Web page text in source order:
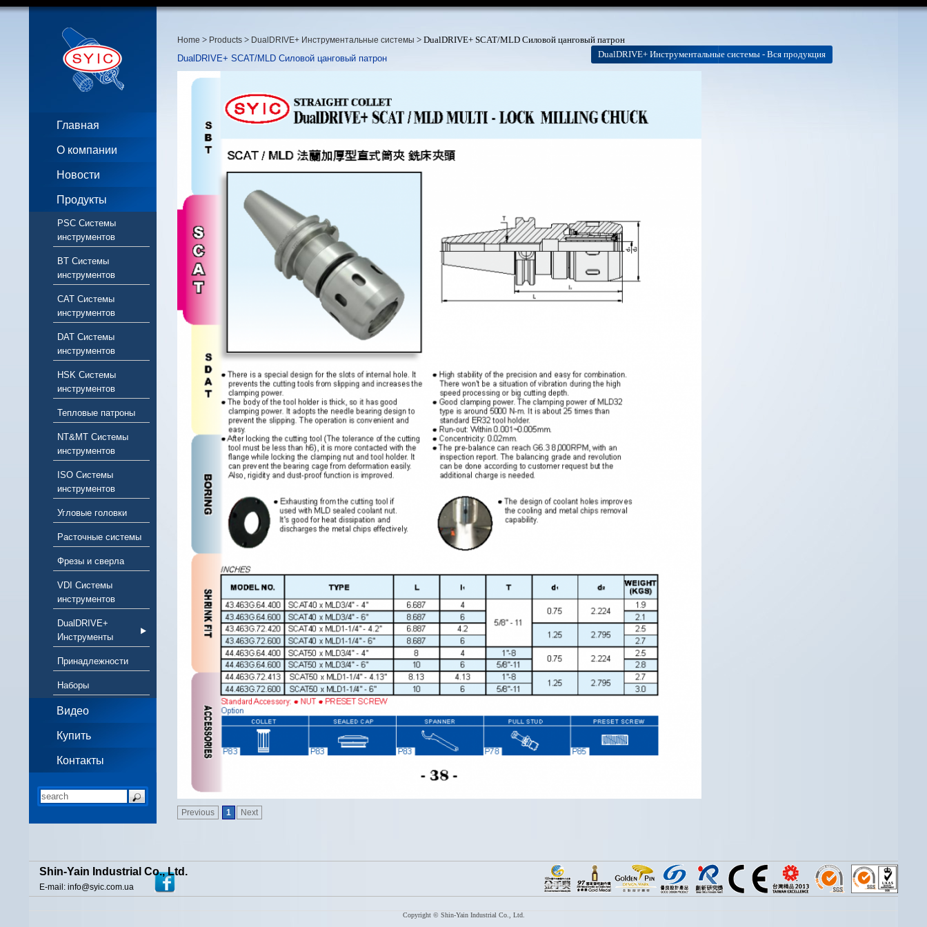
Главная
О компании
Новости
Продукты
PSC Системы
инструментов
BT Системы
инструментов
CAT Системы
инструментов
DAT Системы
инструментов
HSK Системы
инструментов
Тепловые патроны
NT&MT Системы
инструментов
ISO Системы
инструментов
Угловые головки
Расточные системы
Фрезы и сверла
VDI Системы
инструментов
DualDRIVE+
Инструменты
Принадлежности
Наборы
Видео
Купить
Контакты
Home > Products > DualDRIVE+ Инструментальные системы > DualDRIVE+ SCAT/MLD Силовой цанговый патрон
DualDRIVE+ Инструментальные системы - Вся продукция
DualDRIVE+ SCAT/MLD Силовой цанговый патрон
Previous 1 Next
Shin-Yain Industrial Co., Ltd.
E-mail: info@syic.com.ua
Copyright © Shin-Yain Industrial Co., Ltd.